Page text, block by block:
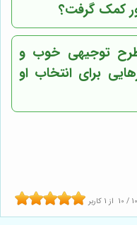
کمک گرفت؟
توجیهی خوب و
برای انتخاب او
10 / 10 از 1 کاربر